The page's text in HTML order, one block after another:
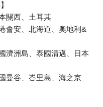
關西、土耳其
會安、北海道、奧地利&
濟洲島、泰國清邁、日本
曼谷、峇里島、海之京